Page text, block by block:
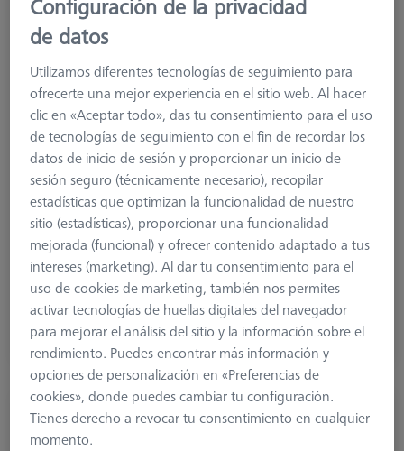
CT Check para M1500 G3
626106-9215-000
11.999,00 €
más el IVA
Hecho a medida
VERIFICADORES
CT Check Micro para METROTOM 800 y
Configuración de la privacidad
de datos
Utilizamos diferentes tecnologías de seguimiento para
ofrecerte una mejor experiencia en el sitio web. Al hacer
clic en «Aceptar todo», das tu consentimiento para el uso
de tecnologías de seguimiento con el fin de recordar los
datos de inicio de sesión y proporcionar un inicio de
sesión seguro (técnicamente necesario), recopilar
estadísticas que optimizan la funcionalidad de nuestro
sitio (estadísticas), proporcionar una funcionalidad
mejorada (funcional) y ofrecer contenido adaptado a tus
intereses (marketing). Al dar tu consentimiento para el
uso de cookies de marketing, también nos permites
activar tecnologías de huellas digitales del navegador
para mejorar el análisis del sitio y la información sobre el
rendimiento. Puedes encontrar más información y
opciones de personalización en «Preferencias de
cookies», donde puedes cambiar tu configuración.
Tienes derecho a revocar tu consentimiento en cualquier
momento.